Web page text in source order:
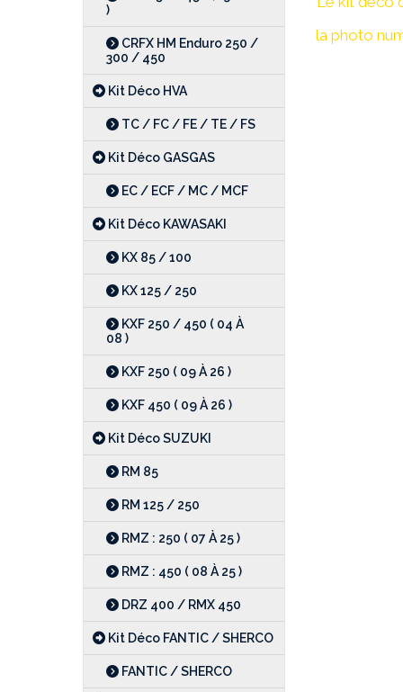
)
CRFX HM Enduro 250 /
300 / 450
Kit Déco HVA
TC / FC / FE / TE / FS
Kit Déco GASGAS
EC / ECF / MC / MCF
Kit Déco KAWASAKI
KX 85 / 100
KX 125 / 250
KXF 250 / 450 ( 04 À
08 )
KXF 250 ( 09 À 26 )
KXF 450 ( 09 À 26 )
Kit Déco SUZUKI
RM 85
RM 125 / 250
RMZ : 250 ( 07 À 25 )
RMZ : 450 ( 08 À 25 )
DRZ 400 / RMX 450
Kit Déco FANTIC / SHERCO
FANTIC / SHERCO
la photo